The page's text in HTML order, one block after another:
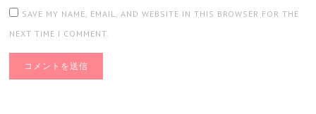
SAVE MY NAME, EMAIL, AND WEBSITE IN THIS BROWSER FOR THE
NEXT TIME I COMMENT.